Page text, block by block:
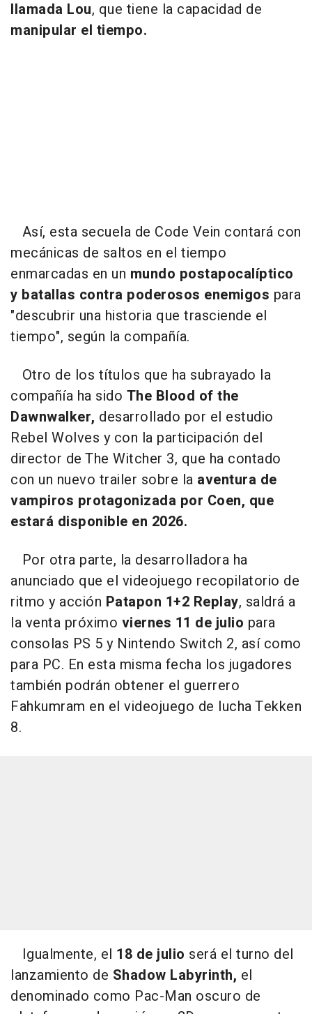
llamada Lou, que tiene la capacidad de
manipular el tiempo.
Así, esta secuela de Code Vein contará con
mecánicas de saltos en el tiempo
enmarcadas en un mundo postapocalíptico
y batallas contra poderosos enemigos para
"descubrir una historia que trasciende el
tiempo", según la compañía.
Otro de los títulos que ha subrayado la
compañía ha sido The Blood of the
Dawnwalker, desarrollado por el estudio
Rebel Wolves y con la participación del
director de The Witcher 3, que ha contado
con un nuevo trailer sobre la aventura de
vampiros protagonizada por Coen, que
estará disponible en 2026.
Por otra parte, la desarrolladora ha
anunciado que el videojuego recopilatorio de
ritmo y acción Patapon 1+2 Replay, saldrá a
la venta próximo viernes 11 de julio para
consolas PS 5 y Nintendo Switch 2, así como
para PC. En esta misma fecha los jugadores
también podrán obtener el guerrero
Fahkumram en el videojuego de lucha Tekken
8.
Igualmente, el 18 de julio será el turno del
lanzamiento de Shadow Labyrinth, el
denominado como Pac-Man oscuro de